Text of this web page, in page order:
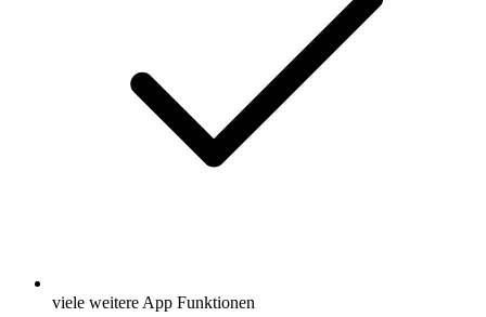
viele weitere App Funktionen